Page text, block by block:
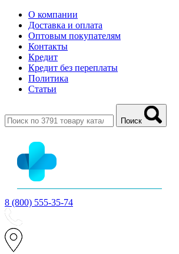
О компании
Доставка и оплата
Оптовым покупателям
Контакты
Кредит
Кредит без переплаты
Политика
Статьи
Поиск
8 (800) 555-35-74